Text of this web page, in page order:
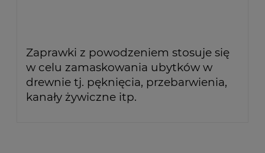
Zaprawki z powodzeniem stosuje się
w celu zamaskowania ubytków w
drewnie tj. pęknięcia, przebarwienia,
kanały żywiczne itp.